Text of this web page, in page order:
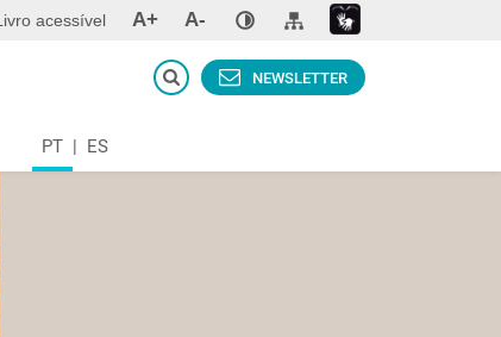
acessível A+ A-
PT | ES
NEWSLETTER